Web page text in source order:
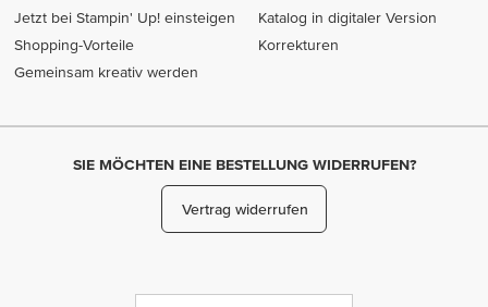
Jetzt bei Stampin' Up! einsteigen
Shopping-Vorteile
Gemeinsam kreativ werden
Katalog in digitaler Version
Korrekturen
SIE MÖCHTEN EINE BESTELLUNG WIDERRUFEN?
Vertrag widerrufen